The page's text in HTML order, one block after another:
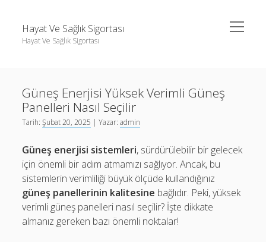
Hayat Ve Sağlık Sigortası
Hayat Ve Sağlık Sigortası
menüyü
aç
Güneş Enerjisi Yüksek Verimli Güneş
Panelleri Nasıl Seçilir
Tarih:Şubat 20, 2025 | Yazar:admin
Güneş enerjisi sistemleri, sürdürülebilir bir gelecek
için önemli bir adım atmamızı sağlıyor. Ancak, bu
sistemlerin verimliliği büyük ölçüde kullandığınız
güneş panellerinin kalitesine bağlıdır. Peki, yüksek
verimli güneş panelleri nasıl seçilir? İşte dikkate
almanız gereken bazı önemli noktalar!